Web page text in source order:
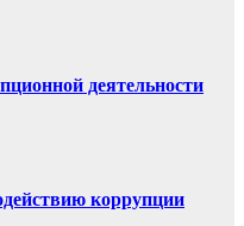
деятельности
коррупции